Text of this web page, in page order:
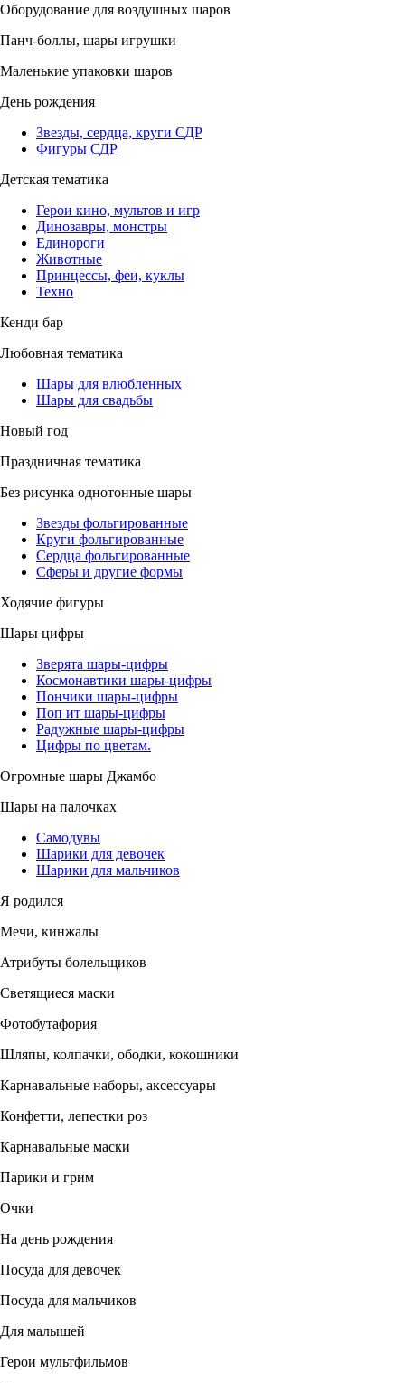
Оборудование для воздушных шаров
Панч-боллы, шары игрушки
Маленькие упаковки шаров
День рождения
Звезды, сердца, круги СДР
Фигуры СДР
Детская тематика
Герои кино, мультов и игр
Динозавры, монстры
Единороги
Животные
Принцессы, феи, куклы
Техно
Кенди бар
Любовная тематика
Шары для влюбленных
Шары для свадьбы
Новый год
Праздничная тематика
Без рисунка однотонные шары
Звезды фольгированные
Круги фольгированные
Сердца фольгированные
Сферы и другие формы
Ходячие фигуры
Шары цифры
Зверята шары-цифры
Космонавтики шары-цифры
Пончики шары-цифры
Поп ит шары-цифры
Радужные шары-цифры
Цифры по цветам.
Огромные шары Джамбо
Шары на палочках
Самодувы
Шарики для девочек
Шарики для мальчиков
Я родился
Мечи, кинжалы
Атрибуты болельщиков
Светящиеся маски
Фотобутафория
Шляпы, колпачки, ободки, кокошники
Карнавальные наборы, аксессуары
Конфетти, лепестки роз
Карнавальные маски
Парики и грим
Очки
На день рождения
Посуда для девочек
Посуда для мальчиков
Для малышей
Герои мультфильмов